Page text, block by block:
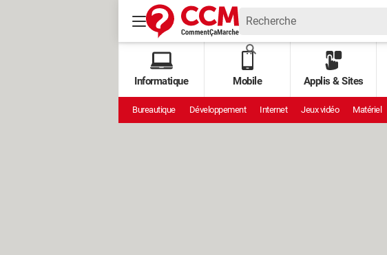
Informatique Mobile Applis & Sites
Bureautique Développement Internet Jeux vidéo Matériel